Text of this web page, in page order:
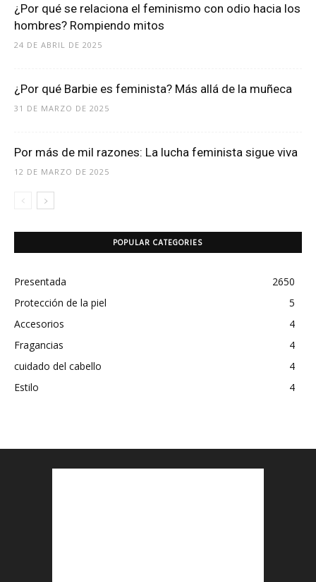
¿Por qué se relaciona el feminismo con odio hacia los
hombres? Rompiendo mitos
24 DE ABRIL DE 2025
¿Por qué Barbie es feminista? Más allá de la muñeca
31 DE MARZO DE 2025
Por más de mil razones: La lucha feminista sigue viva
12 DE MARZO DE 2025
POPULAR CATEGORIES
Presentada
2650
Protección de la piel
5
Accesorios
4
Fragancias
4
cuidado del cabello
4
Estilo
4